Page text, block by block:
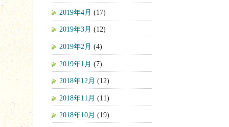
2019年4月 (17)
2019年3月 (12)
2019年2月 (4)
2019年1月 (7)
2018年12月 (12)
2018年11月 (11)
2018年10月 (19)